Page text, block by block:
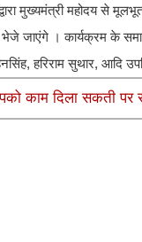
द्वारा मुख्यमंत्री महोदय से
जाएंगे । कार्यक्रम के
हरिराम सुथार, आदि
काम दिला सकती